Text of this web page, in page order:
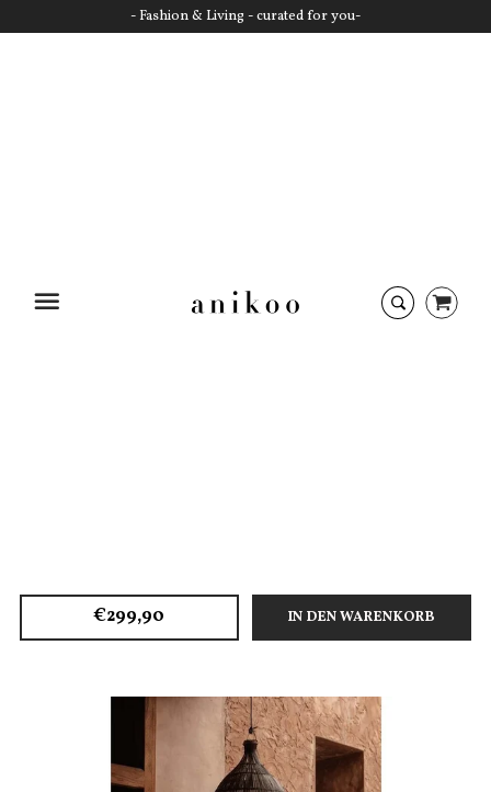
- Fashion & Living - curated for you-
€299,90 IN DEN WARENKORB